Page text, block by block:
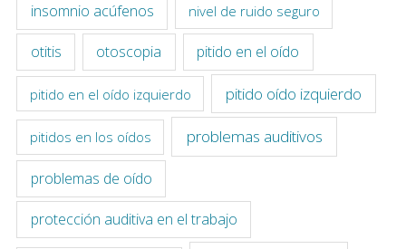
insomnio acúfenos nivel de ruido seguro
otitis otoscopia pitido en el oído
pitido en el oído izquierdo pitido oído izquierdo
pitidos en los oídos problemas auditivos
problemas de oído
protección auditiva en el trabajo